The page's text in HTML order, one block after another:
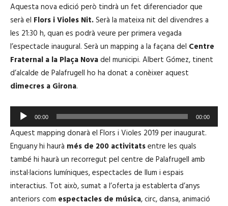
Aquesta nova edició però tindrà un fet diferenciador que
serà el Flors i Violes Nit.Serà la mateixa nit del divendres a
les 21:30 h, quan es podrà veure per primera vegada
l’espectacle inaugural. Serà un mapping a la façana del Centre
Fraternal a la Plaça Novadel municipi. Albert Gómez, tinent
d’alcalde de Palafrugell ho ha donat a conèixer aquest
dimecres a Girona.
e
p
r
o
d
u
00:00 00:00
Aquest mapping donarà el Flors i Violes 2019 per inaugurat.
Enguany hi haurà més de 200 activitatsentre les quals
també hi haurà un recorregut pel centre de Palafrugell amb
instal·lacions lumíniques, espectacles de llum i espais
interactius. Tot això, sumat a l’oferta ja establerta d’anys
anteriors com espectacles de música, circ, dansa, animació